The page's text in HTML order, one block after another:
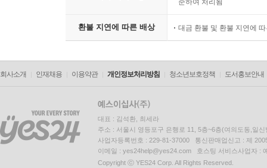
준하여 처리됨
환불 지연에 따른 배상 대금 환불 및 환불 지연에
회사소개 인재채용 이용약관 개인정보처리방침 청소년보호정책 도서홍보안내
대표 : 김석환, 최세라
주소 : 서울시 영등포구 은행로 11, 5층~6층(여의도동,일신
사업자등록번호 : 229-81-37000 통신판매업신고 : 제
이메일 : yes24help@yes24.com 호스팅 서비스사업자 :
Copyright ⓒ YES24 Corp. All Rights Reserved.